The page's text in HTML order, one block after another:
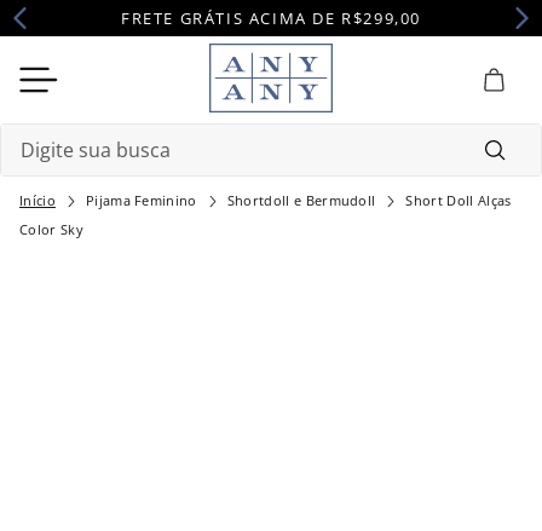
FRETE GRÁTIS ACIMA DE R$299,00
Pijama Feminino Shortdoll e Bermudoll
Short Doll Alças
Color Sky
Termos mais buscados